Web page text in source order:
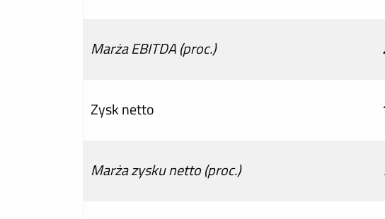
Marża EBITDA (proc.)
Zysk netto
Marża zysku netto (proc.)